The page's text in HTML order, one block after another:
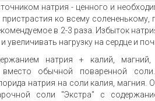
натрия - ценного и
ко всему солененькому,
в 2-3 раза. Избыток
нагрузку на сердце и
натрия + калий, магний,
вместо обычной поваренной
натрия на соли калия, магния.
соли "Экстра" с